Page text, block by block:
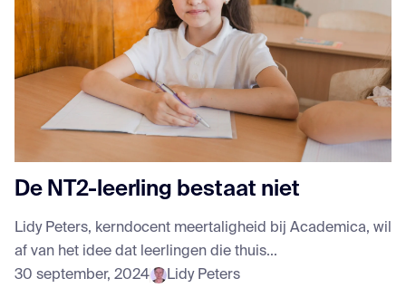
De NT2-leerling bestaat niet
Lidy Peters, kerndocent meertaligheid bij Academica, wil
af van het idee dat leerlingen die thuis...
30 september, 2024
Lidy Peters